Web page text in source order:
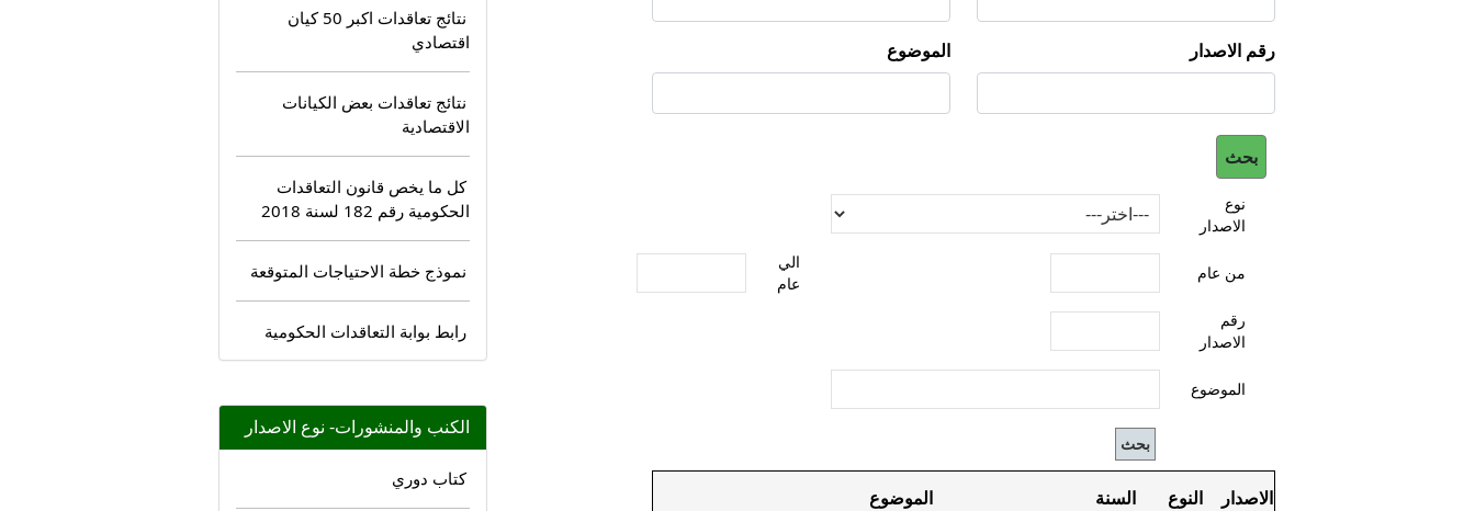
رقم الاصدار الموضوع
نوع
الاصدار
من عام
الي
عام
رقم
الاصدار
الموضوع
الاصدار النوع السنة الموضوع
نتائج تعاقدات اكبر 50 كيان
اقتصادي
نتائج تعاقدات بعض الكيانات
الاقتصادية
كل ما يخص قانون التعاقدات
الحكومية رقم 182 لسنة 2018
نموذج خطة الاحتياجات المتوقعة
رابط بوابة التعاقدات الحكومية
الكنب والمنشورات- نوع الاصدار
كتاب دوري